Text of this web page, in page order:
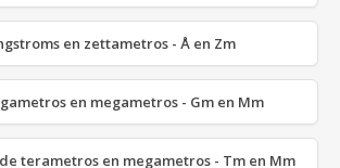
en zettametros - Å en Zm
en megametros - Gm en Mm
terametros en megametros - Tm en Mm